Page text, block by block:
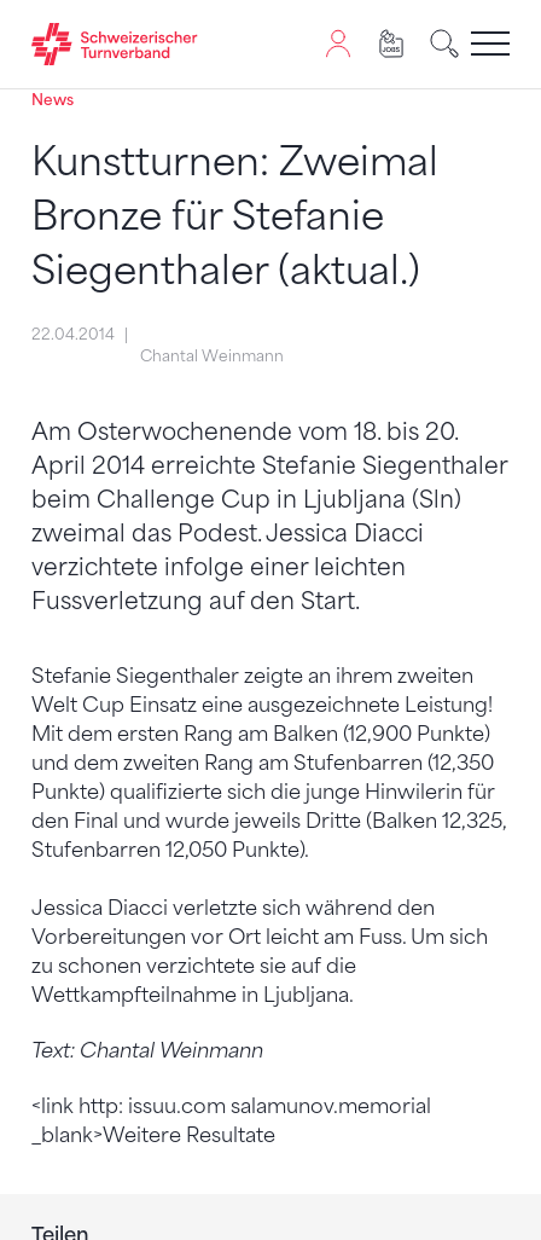
Zum Inhalt springen
Zur Sitemap navigieren
Zum Navigieren dieser Seite wird JavaScript benötigt.
News
Kunstturnen: Zweimal
Bronze für Stefanie
Siegenthaler (aktual.)
22.04.2014
Chantal Weinmann
Am Osterwochenende vom 18. bis 20.
April 2014 erreichte Stefanie Siegenthaler
beim Challenge Cup in Ljubljana (Sln)
zweimal das Podest. Jessica Diacci
verzichtete infolge einer leichten
Fussverletzung auf den Start.
Stefanie Siegenthaler zeigte an ihrem zweiten
Welt Cup Einsatz eine ausgezeichnete Leistung!
Mit dem ersten Rang am Balken (12,900 Punkte)
und dem zweiten Rang am Stufenbarren (12,350
Punkte) qualifizierte sich die junge Hinwilerin für
den Final und wurde jeweils Dritte (Balken 12,325,
Stufenbarren 12,050 Punkte).
Jessica Diacci verletzte sich während den
Vorbereitungen vor Ort leicht am Fuss. Um sich
zu schonen verzichtete sie auf die
Wettkampfteilnahme in Ljubljana.
Text: Chantal Weinmann
<link http: issuu.com salamunov.memorial
_blank>Weitere Resultate
Teilen